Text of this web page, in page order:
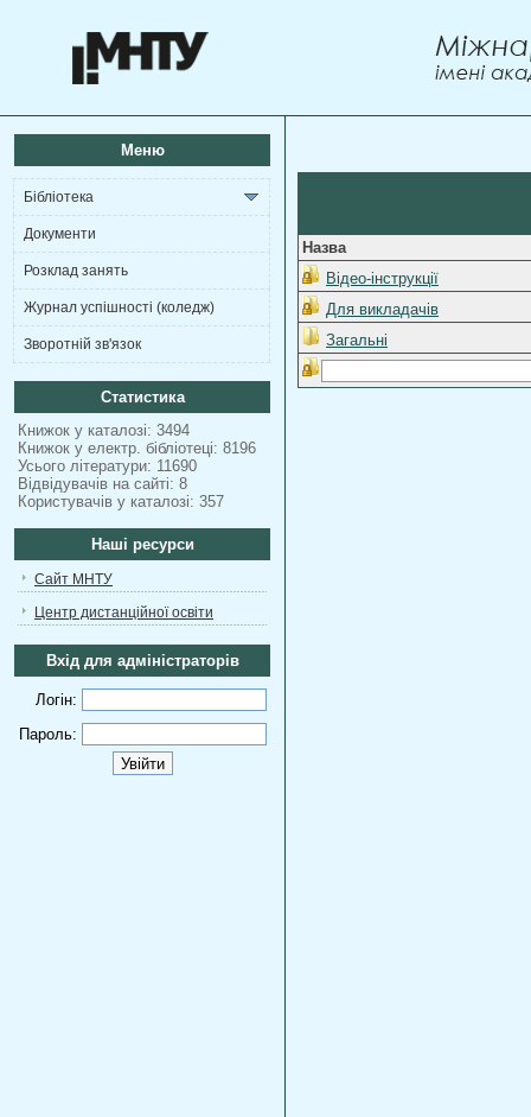
Меню
Бібліотека
Документи
Розклад занять
Журнал успішності (коледж)
Зворотній зв'язок
Статистика
Книжок у каталозі: 3494
Книжок у електр. бібліотеці: 8196
Усього літератури: 11690
Відвідувачів на сайті: 8
Користувачів у каталозі: 357
Наші ресурси
Сайт МНТУ
Центр дистанційної освіти
Вхід для адміністраторів
Логін:
Пароль:
Назва
Відео-інструкції
Для викладачів
Загальні